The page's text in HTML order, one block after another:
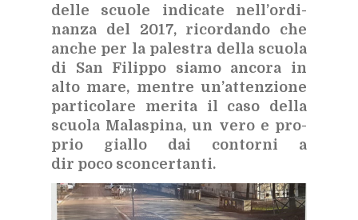
del­le scuo­le in­di­ca­te nel­l’or­di­
nan­za del 2017, ri­cor­dan­do che
an­che per la pa­le­stra del­la scuo­la
di San Fi­lip­po sia­mo an­co­ra in
alto mare, men­tre un’at­ten­zio­ne
par­ti­co­la­re me­ri­ta il caso del­la
scuo­la Ma­la­spi­na, un vero e pro­
prio gial­lo dai con­tor­ni a
dir poco scon­cer­tan­ti.